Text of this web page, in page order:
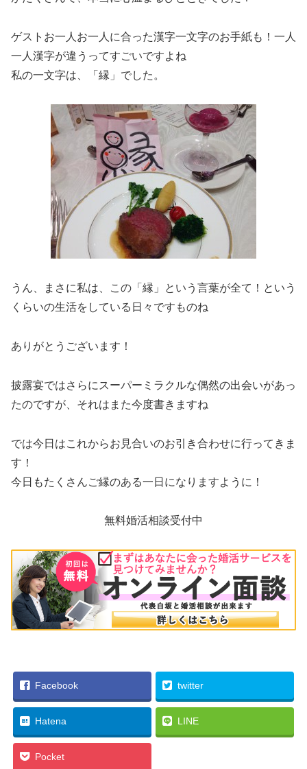
ゲストお一人お一人に合った漢字一文字のお手紙も！一人
一人漢字が違うってすごいですよね
私の一文字は、「縁」でした。
うん、まさに私は、この「縁」という言葉が全て！という
くらいの生活をしている日々ですものね
ありがとうございます！
披露宴ではさらにスーパーミラクルな偶然の出会いがあっ
たのですが、それはまた今度書きますね
では今日はこれからお見合いのお引き合わせに行ってきま
す！
今日もたくさんご縁のある一日になりますように！
無料婚活相談受付中
Facebook twitter
Hatena LINE
Pocket